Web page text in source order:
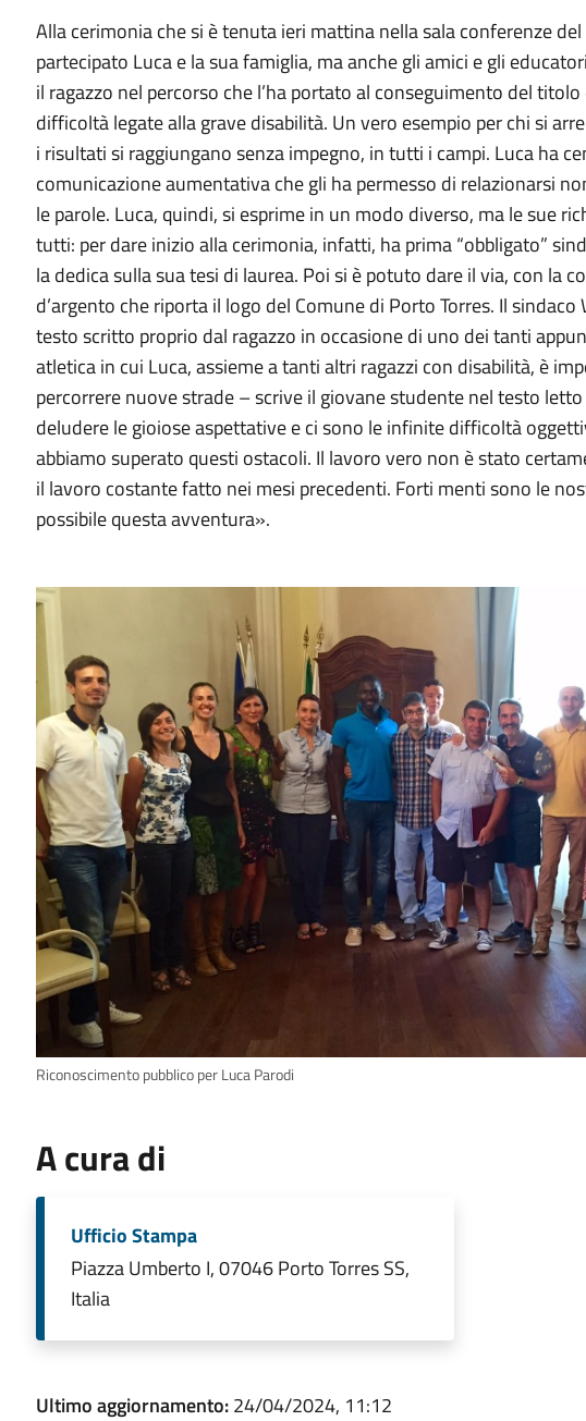
Alla cerimonia che si è tenuta ieri mattina nella sala conferenze
partecipato Luca e la sua famiglia, ma anche gli amici e gli
il ragazzo nel percorso che l’ha portato al conseguimento del
difficoltà legate alla grave disabilità. Un vero esempio per chi si
i risultati si raggiungano senza impegno, in tutti i campi. Luca ha
comunicazione aumentativa che gli ha permesso di relazionarsi
le parole. Luca, quindi, si esprime in un modo diverso, ma le sue
tutti: per dare inizio alla cerimonia, infatti, ha prima “obbligato”
la dedica sulla sua tesi di laurea. Poi si è potuto dare il via, con la
d’argento che riporta il logo del Comune di Porto Torres. Il
testo scritto proprio dal ragazzo in occasione di uno dei tanti
atletica in cui Luca, assieme a tanti altri ragazzi con disabilità, è
percorrere nuove strade – scrive il giovane studente nel testo
deludere le gioiose aspettative e ci sono le infinite difficoltà
abbiamo superato questi ostacoli. Il lavoro vero non è stato
il lavoro costante fatto nei mesi precedenti. Forti menti sono le
possibile questa avventura».
Riconoscimento pubblico per Luca Parodi
A cura di
Ufficio Stampa
Piazza Umberto I, 07046 Porto Torres SS,
Italia
Ultimo aggiornamento:24/04/2024, 11:12